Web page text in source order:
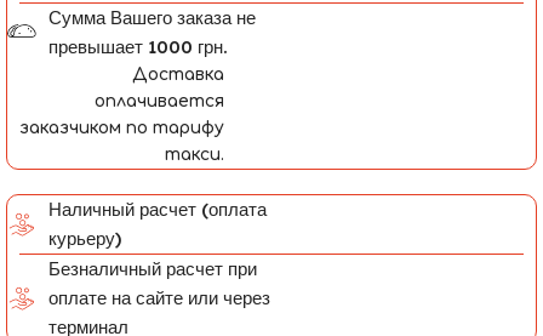
Сумма Вашего заказа не
превышает 1000 грн.
Доставка
оплачивается
заказчиком по тарифу
такси.
Наличный расчет (оплата
курьеру)
Безналичный расчет при
оплате на сайте или через
терминал